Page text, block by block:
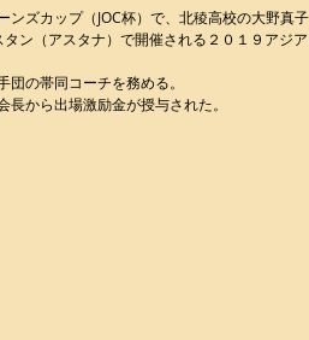
ンズカップ（JOC杯）で、北稜高校の大野真
ン（アスタナ）で開催される２０１９アジ
の帯同コーチを務める。
から出場激励金が授与された。